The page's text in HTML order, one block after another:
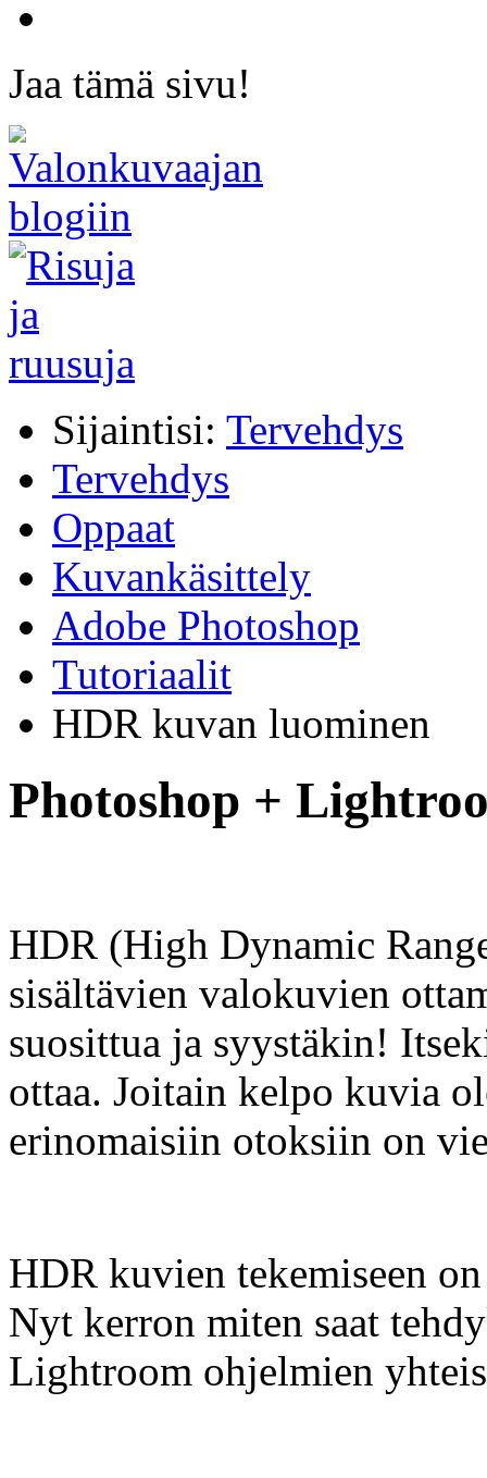
Jaa tämä sivu!
Sijaintisi: Tervehdys
Tervehdys
Oppaat
Kuvankäsittely
Adobe Photoshop
Tutoriaalit
HDR kuvan luominen
Photoshop +
HDR (High Dynamic
sisältävien valokuvien
suosittua ja syystäkin!
ottaa. Joitain kelpo kuvia
erinomaisiin otoksiin on
HDR kuvien tekemiseen
Nyt kerron miten saat
Lightroom ohjelmien